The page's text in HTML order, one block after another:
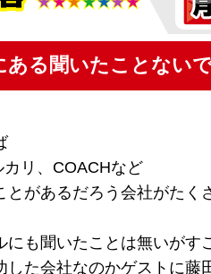
ある聞いたことない
リ、COACHなど
とがあるだろう会社がたく
にも聞いたことは無いがす
した会社なのかゲストに藤